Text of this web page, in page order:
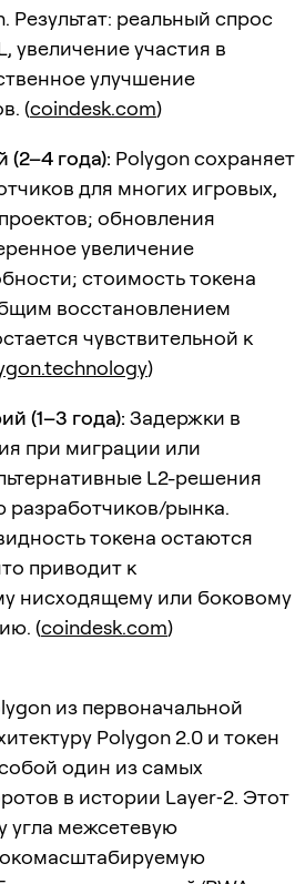
Результат: реальный спрос
увеличение участия в
улучшение
(coindesk.com)
(2–4 года): Polygon сохраняет
для многих игровых,
обновления
увеличение
стоимость токена
восстановлением
чувствительной к
)
(1–3 года): Задержки в
при миграции или
L2-решения
разработчиков/рынка.
токена остаются
приводит к
нисходящему или боковому
(coindesk.com)
из первоначальной
Polygon 2.0 и токен
один из самых
в истории Layer‑2. Этот
угла межсетевую